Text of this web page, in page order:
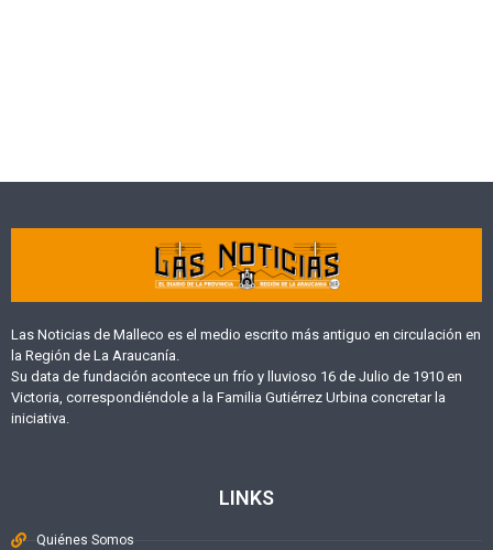
Las Noticias de Malleco es el medio escrito más antiguo en circulación en
la Región de La Araucanía.
Su data de fundación acontece un frío y lluvioso 16 de Julio de 1910 en
Victoria, correspondiéndole a la Familia Gutiérrez Urbina concretar la
iniciativa.
LINKS
Quiénes Somos